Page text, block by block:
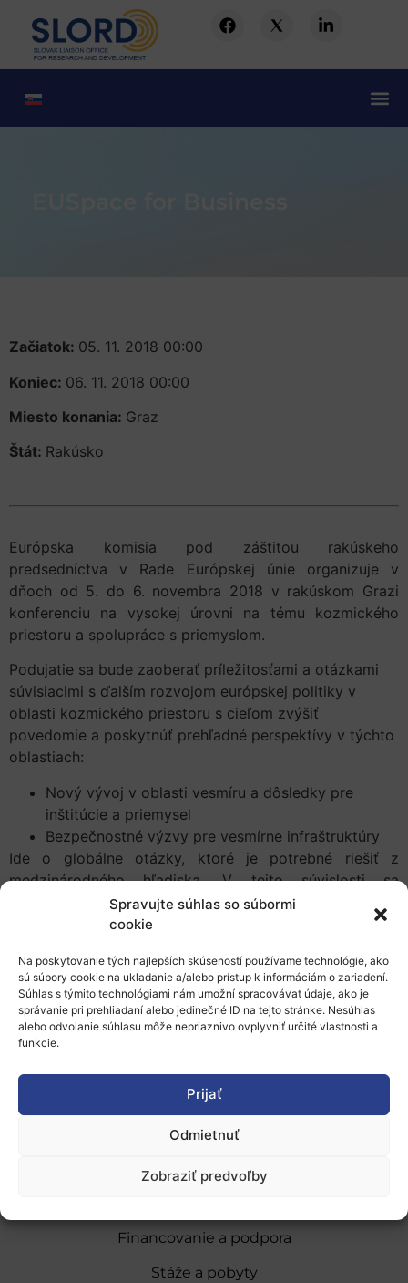
Spravujte súhlas so súbormi
cookie
Na poskytovanie tých najlepších skúseností používame technológie, ako
sú súbory cookie na ukladanie a/alebo prístup k informáciám o zariadení.
Súhlas s týmito technológiami nám umožní spracovávať údaje, ako je
správanie pri prehliadaní alebo jedinečné ID na tejto stránke. Nesúhlas
alebo odvolanie súhlasu môže nepriaznivo ovplyvniť určité vlastnosti a
funkcie.
Prijať
Odmietnuť
Zobraziť predvoľby
Začiatok: 05. 11. 2018 00:00
Koniec: 06. 11. 2018 00:00
Miesto konania: Graz
Štát: Rakúsko
Európska komisia pod záštitou rakúskeho
predsedníctva v Rade Európskej únie organizuje v
dňoch od 5. do 6. novembra 2018 v rakúskom Grazi
konferenciu na vysokej úrovni na tému kozmického
priestoru a spolupráce s priemyslom.
Podujatie sa bude zaoberať príležitosťami a otázkami
súvisiacimi s ďalším rozvojom európskej politiky v
oblasti kozmického priestoru s cieľom zvýšiť
povedomie a poskytnúť prehľadné perspektívy v týchto
oblastiach:
Nový vývoj v oblasti vesmíru a dôsledky pre
inštitúcie a priemysel
Bezpečnostné výzvy pre vesmírne infraštruktúry
Ide o globálne otázky, ktoré je potrebné riešiť z
medzinárodného hľadiska. V tejto súvislosti sa
konferencie zúčastnia okrem rečníkov z EÚ aj rečníci z
Viac informácií vrátane registrácie:
Oficiálna webová stránka podujatia
Pridať do Google Kalendára
O nás
Financovanie a podpora
Stáže a pobyty